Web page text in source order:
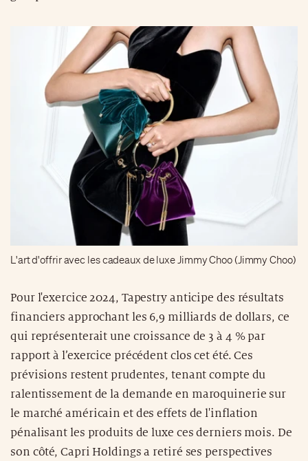
L'art d'offrir avec les cadeaux de luxe Jimmy Choo (Jimmy Choo)
Pour l'exercice 2024, Tapestry anticipe des résultats
financiers approchant les 6,9 milliards de dollars, ce
qui représenterait une croissance de 3 à 4 % par
rapport à l’exercice précédent clos cet été. Ces
prévisions restent prudentes, tenant compte du
ralentissement de la demande en maroquinerie sur
le marché américain et des effets de l'inflation
pénalisant les produits de luxe ces derniers mois. De
son côté, Capri Holdings a retiré ses perspectives